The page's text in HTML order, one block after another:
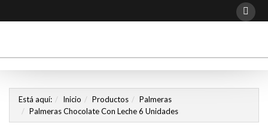
Está aquí: Inicio Productos
Palmeras
Palmeras Chocolate Con Leche 6 Unidades